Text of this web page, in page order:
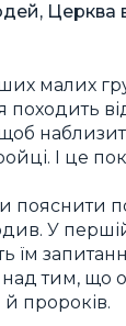
Церква
малих
походить
І це
У
їм
тим, що
пророків.